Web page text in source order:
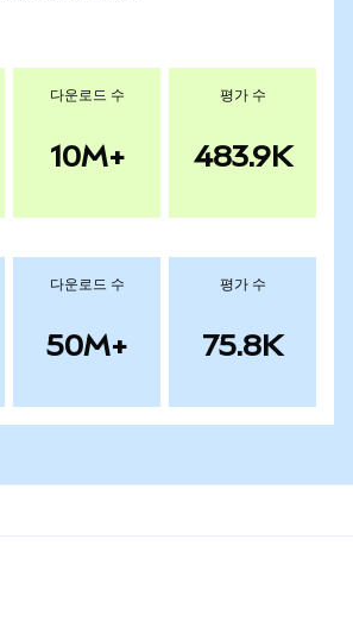
다운로드 수
10M+
평가 수
483.9K
다운로드 수
50M+
평가 수
75.8K